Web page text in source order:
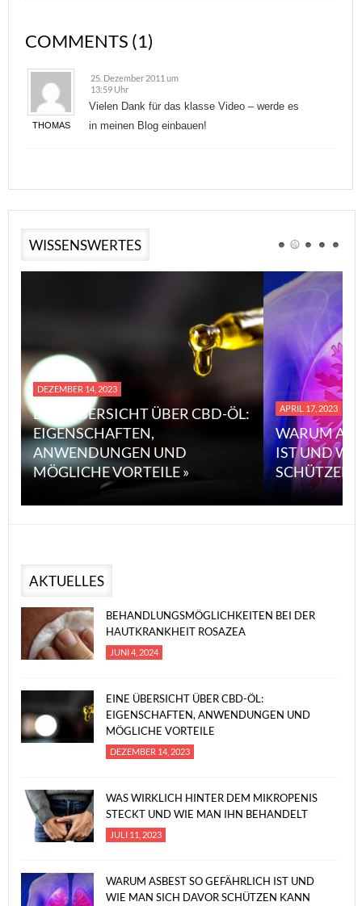
COMMENTS (1)
THOMAS
25. Dezember 2011 um
13:59 Uhr
Vielen Dank für das klasse Video – werde es
in meinen Blog einbauen!
WISSENSWERTES
DEZEMBER 14, 2023
EINE ÜBERSICHT ÜBER CBD-ÖL:
EIGENSCHAFTEN,
ANWENDUNGEN UND
MÖGLICHE VORTEILE »
APRIL 17, 2023
WARUM
IST UND
SCHÜTZEN
AKTUELLES
BEHANDLUNGSMÖGLICHKEITEN BEI DER
HAUTKRANKHEIT ROSAZEA
JUNI 4, 2024
EINE ÜBERSICHT ÜBER CBD-ÖL:
EIGENSCHAFTEN, ANWENDUNGEN UND
MÖGLICHE VORTEILE
DEZEMBER 14, 2023
WAS WIRKLICH HINTER DEM MIKROPENIS
STECKT UND WIE MAN IHN BEHANDELT
JULI 11, 2023
WARUM ASBEST SO GEFÄHRLICH IST UND
WIE MAN SICH DAVOR SCHÜTZEN KANN